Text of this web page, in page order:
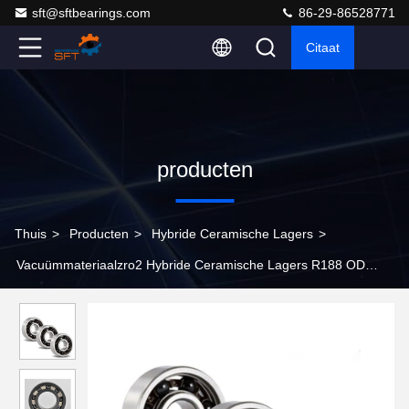
sft@sftbearings.com 86-29-86528771
Citaat
producten
Thuis > Producten > Hybride Ceramische Lagers >
Vacuümmateriaalzro2 Hybride Ceramische Lagers R188 OD